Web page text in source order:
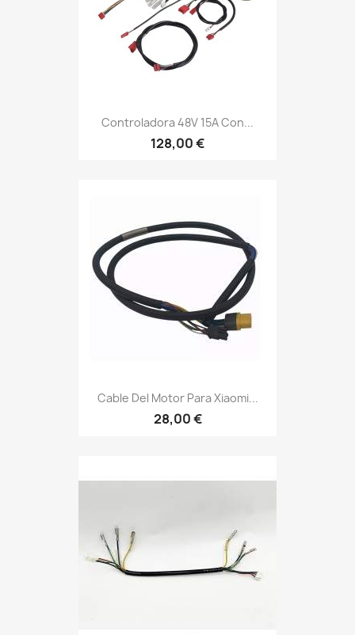
Controladora 48V 15A Con...
128,00 €
Cable Del Motor Para Xiaomi...
28,00 €